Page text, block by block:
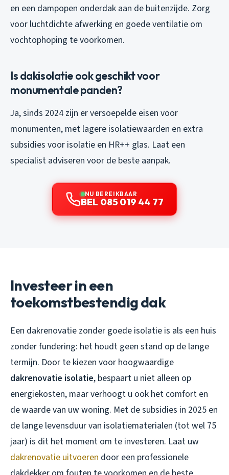
en een dampopen onderdak aan de buitenzijde. Zorg
voor luchtdichte afwerking en goede ventilatie om
vochtophoping te voorkomen.
Is dakisolatie ook geschikt voor
monumentale panden?
Ja, sinds 2024 zijn er versoepelde eisen voor
monumenten, met lagere isolatiewaarden en extra
subsidies voor isolatie en HR++ glas. Laat een
specialist adviseren voor de beste aanpak.
NU BEREIKBAAR
BEL 085 019 44 77
Investeer in een
toekomstbestendig dak
Een dakrenovatie zonder goede isolatie is als een huis
zonder fundering: het houdt geen stand op de lange
termijn. Door te kiezen voor hoogwaardige
dakrenovatie isolatie, bespaart u niet alleen op
energiekosten, maar verhoogt u ook het comfort en
de waarde van uw woning. Met de subsidies in 2025 en
de lange levensduur van isolatiematerialen (tot wel 75
jaar) is dit het moment om te investeren. Laat uw
dakrenovatie uitvoeren door een professionele